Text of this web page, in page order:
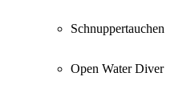
Schnuppertauchen
Open Water Diver